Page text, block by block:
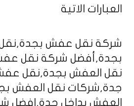
العبارات الاتية
شركة نقل عفش
بجدة,أفضل شركة نقل
نقل العفش بجدة,نقل
جدة,شركات نقل العفش
العفش بداخل جدة,افضل